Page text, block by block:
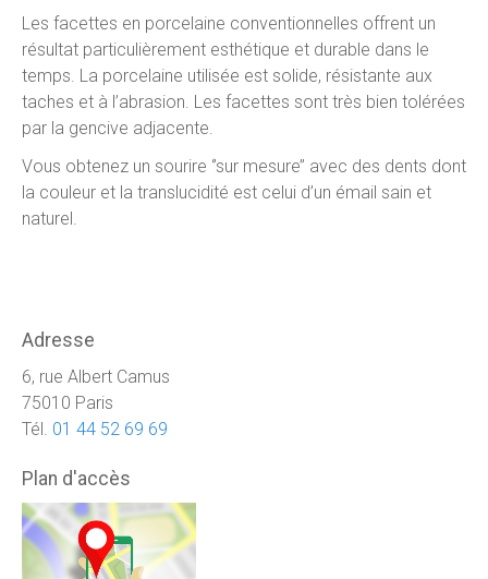
Les facettes en porcelaine conventionnelles offrent un
résultat particulièrement esthétique et durable dans le
temps. La porcelaine utilisée est solide, résistante aux
taches et à l’abrasion. Les facettes sont très bien tolérées
par la gencive adjacente.
Vous obtenez un sourire ‘’sur mesure’’ avec des dents dont
la couleur et la translucidité est celui d’un émail sain et
naturel.
Adresse
6, rue Albert Camus
75010 Paris
Tél. 01 44 52 69 69
Plan d'accès